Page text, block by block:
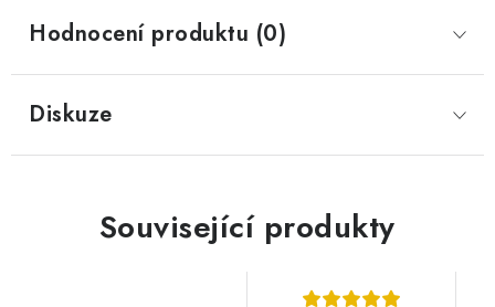
Hodnocení produktu (0)
Diskuze
Související produkty